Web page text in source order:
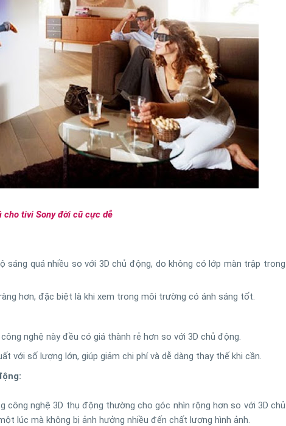
tivi Sony đời cũ cực dễ
sáng quá nhiều so với 3D chủ động, do không có lớp màn trập trong
hơn, đặc biệt là khi xem trong môi trường có ánh sáng tốt.
nghệ này đều có giá thành rẻ hơn so với 3D chủ động.
với số lượng lớn, giúp giảm chi phí và dễ dàng thay thế khi cần.
công nghệ 3D thụ động thường cho góc nhìn rộng hơn so với 3D chủ
lúc mà không bị ảnh hưởng nhiều đến chất lượng hình ảnh.